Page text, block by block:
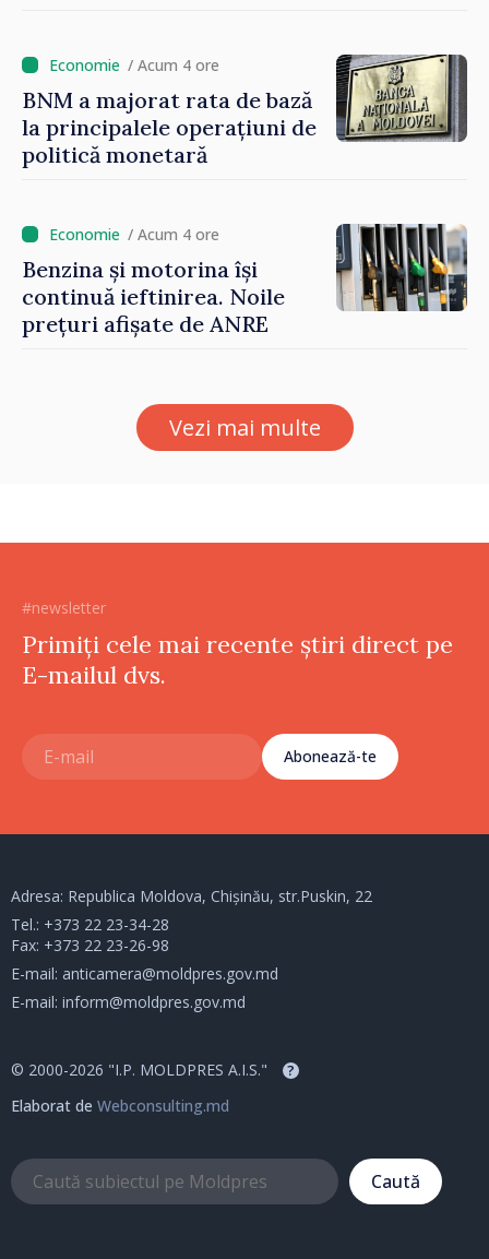
/ Acum 4 ore
BNM a majorat rata de bază
la principalele operațiuni de
politică monetară
/ Acum 4 ore
Benzina și motorina își
continuă ieftinirea. Noile
prețuri afișate de ANRE
Vezi mai multe
#newsletter
Primiți cele mai recente știri direct pe
E-mailul dvs.
Abonează-te
Adresa: Republica Moldova, Chișinău, str.Puskin, 22
Tel.: +373 22 23-34-28
Fax: +373 22 23-26-98
E-mail: anticamera@moldpres.gov.md
E-mail: inform@moldpres.gov.md
© 2000-2026 "I.P. MOLDPRES A.I.S." ?
Elaborat de Webconsulting.md
Caută